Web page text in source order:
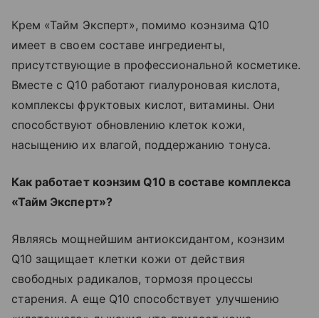
Крем «Тайм Эксперт», помимо коэнзима Q10
имеет в своем составе ингредиенты,
присутствующие в профессиональной косметике.
Вместе с Q10 работают гиалуроновая кислота,
комплексы фруктовых кислот, витамины. Они
способствуют обновлению клеток кожи,
насыщению их влагой, поддержанию тонуса.
Как работает коэнзим Q10 в составе комплекса
«Тайм Эксперт»?
Являясь мощнейшим антиоксидантом, коэнзим
Q10 защищает клетки кожи от действия
свободных радикалов, тормозя процессы
старения. А еще Q10 способствует улучшению